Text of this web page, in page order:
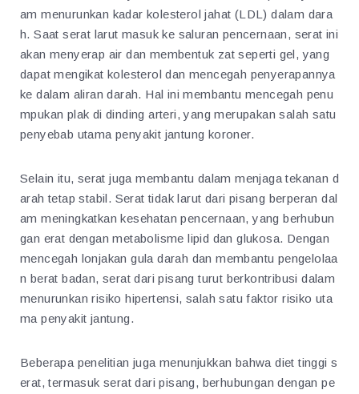
am menurunkan kadar kolesterol jahat (LDL) dalam dara
h. Saat serat larut masuk ke saluran pencernaan, serat ini
akan menyerap air dan membentuk zat seperti gel, yang
dapat mengikat kolesterol dan mencegah penyerapannya
ke dalam aliran darah. Hal ini membantu mencegah penu
mpukan plak di dinding arteri, yang merupakan salah satu
penyebab utama penyakit jantung koroner.
Selain itu, serat juga membantu dalam menjaga tekanan d
arah tetap stabil. Serat tidak larut dari pisang berperan dal
am meningkatkan kesehatan pencernaan, yang berhubun
gan erat dengan metabolisme lipid dan glukosa. Dengan
mencegah lonjakan gula darah dan membantu pengelolaa
n berat badan, serat dari pisang turut berkontribusi dalam
menurunkan risiko hipertensi, salah satu faktor risiko uta
ma penyakit jantung.
Beberapa penelitian juga menunjukkan bahwa diet tinggi s
erat, termasuk serat dari pisang, berhubungan dengan pe